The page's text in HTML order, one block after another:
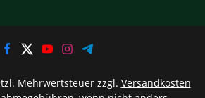
Mehrwertsteuer zzgl. Versandkosten